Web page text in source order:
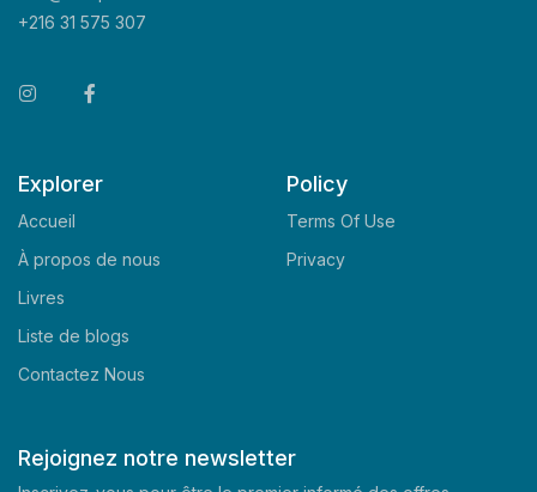
+216 31 575 307
Explorer
Accueil
À propos de nous
Livres
Liste de blogs
Contactez Nous
Policy
Terms Of Use
Privacy
Rejoignez notre newsletter